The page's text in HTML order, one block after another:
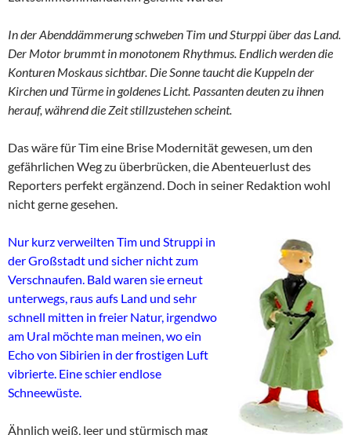
In der Abenddämmerung schweben Tim und Sturppi über das Land.
Der Motor brummt in monotonem Rhythmus. Endlich werden die
Konturen Moskaus sichtbar. Die Sonne taucht die Kuppeln der
Kirchen und Türme in goldenes Licht. Passanten deuten zu ihnen
herauf, während die Zeit stillzustehen scheint.
Das wäre für Tim eine Brise Modernität gewesen, um den
gefährlichen Weg zu überbrücken, die Abenteuerlust des
Reporters perfekt ergänzend. Doch in seiner Redaktion wohl
nicht gerne gesehen.
Nur kurz verweilten Tim und Struppi in
der Großstadt und sicher nicht zum
Verschnaufen. Bald waren sie erneut
unterwegs, raus aufs Land und sehr
schnell mitten in freier Natur, irgendwo
am Ural möchte man meinen, wo ein
Echo von Sibirien in der frostigen Luft
vibrierte. Eine schier endlose
Schneewüste.
Ähnlich weiß, leer und stürmisch mag